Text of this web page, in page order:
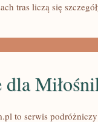
tras liczą się
to serwis